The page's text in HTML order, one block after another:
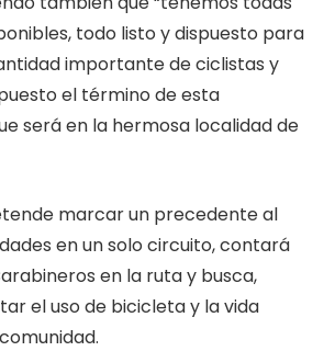
todo listo y dispuesto para
importante de ciclistas y
el término de esta
será en la hermosa localidad de
marcar un precedente al
en un solo circuito, contará
en la ruta y busca,
el uso de bicicleta y la vida